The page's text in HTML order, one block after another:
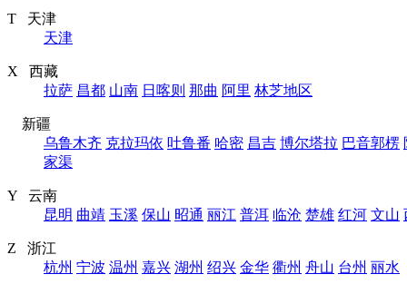
T 天津
天津
X 西藏
拉萨 昌都 山南 日喀则 那曲 阿里 林芝地区
新疆
乌鲁木齐 克拉玛依 吐鲁番 哈密 昌吉 博尔塔拉 巴音郭楞
家渠
Y 云南
昆明 曲靖 玉溪 保山 昭通 丽江 普洱 临沧 楚雄 红河 文山
Z 浙江
杭州 宁波 温州 嘉兴 湖州 绍兴 金华 衢州 舟山 台州 丽水